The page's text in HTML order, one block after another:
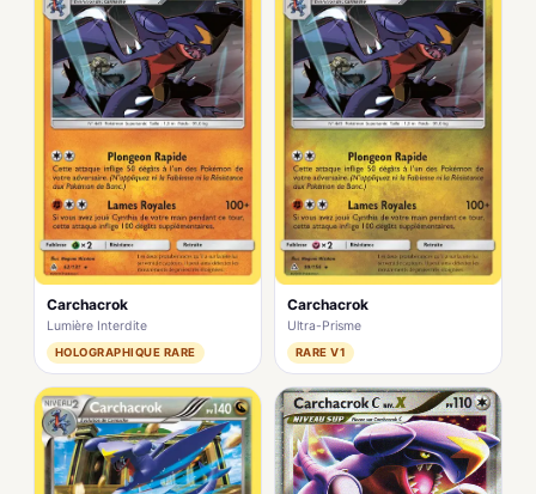
Carchacrok
Lumière Interdite
HOLOGRAPHIQUE RARE
Carchacrok
Ultra-Prisme
RARE V1